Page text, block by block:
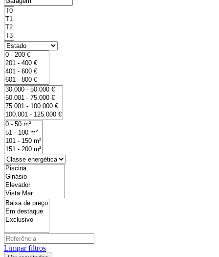
Limpar filtros